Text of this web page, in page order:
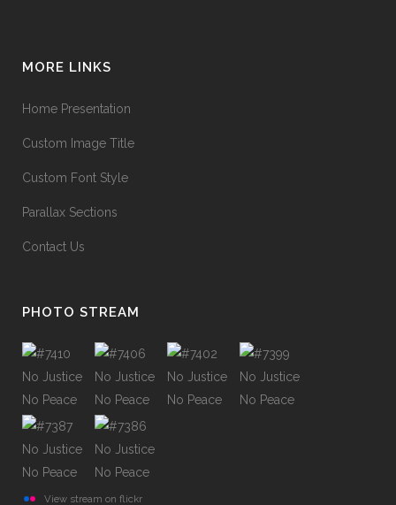
MORE LINKS
Home Presentation
Custom Image Title
Custom Font Style
Parallax Sections
Contact Us
PHOTO STREAM
View stream on flickr